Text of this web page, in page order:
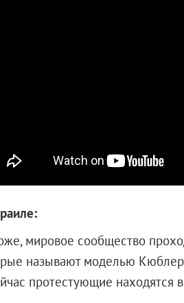
мировое сообщество
называют моделью
протестующие находятся в